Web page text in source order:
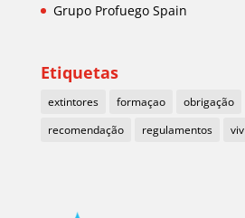
Grupo Profuego Spain
Etiquetas
extintores formaçao obrigação
recomendação
regulamentos viv